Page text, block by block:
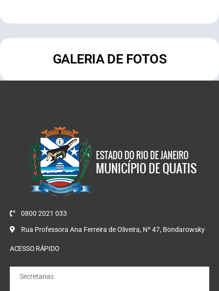
GALERIA DE FOTOS
0800 2021 033
Rua Professora Ana Ferreira de Oliveira, Nº 47, Bondarowsky
ACESSO RÁPIDO
Secretarias